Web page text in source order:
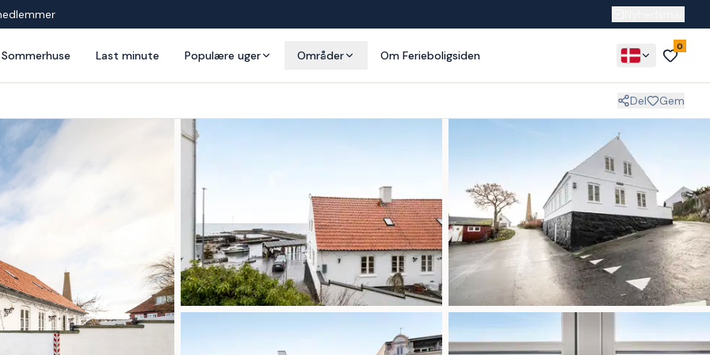
Sommerhuse Last minute Populære uger Områder Om Ferieboligsiden
0
Del Gem